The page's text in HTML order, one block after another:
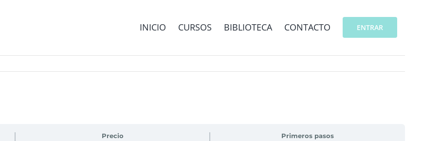
INICIO CURSOS BIBLIOTECA CONTACTO ENTRAR
Precio Primeros pasos